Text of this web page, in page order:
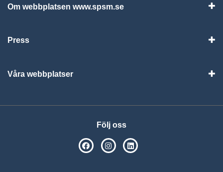
Om webbplatsen www.spsm.se
Press
Våra webbplatser
Följ oss
SPSM på Facebook
SPSM på Instagram